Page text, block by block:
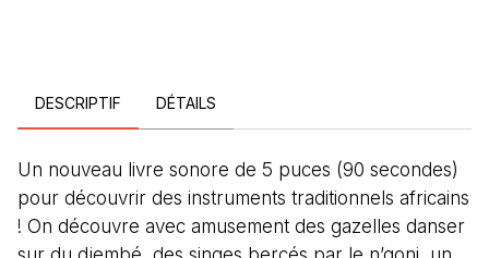
DESCRIPTIF DÉTAILS
Un nouveau livre sonore de 5 puces (90 secondes)
pour découvrir des instruments traditionnels africains
! On découvre avec amusement des gazelles danser